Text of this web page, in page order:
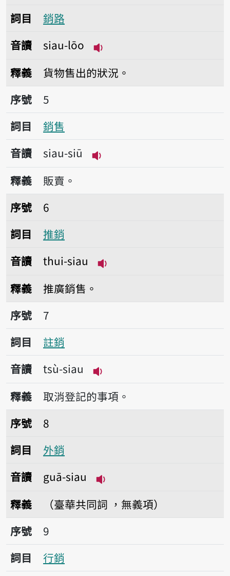
詞目
銷路
音讀
siau-lōo
釋義
貨物售出的狀況。
序號5銷售
序號
5
詞目
銷售
音讀
siau-siū
播放音讀siau-siū
釋義
販賣。
序號6推銷
序號
6
詞目
推銷
音讀
thui-siau
釋義
推廣銷售。
序號7註銷
序號
7
詞目
註銷
音讀
tsù-siau
播放音讀tsù-siau
釋義
取消登記的事項。
序號8外銷
序號
8
詞目
外銷
音讀
guā-siau
釋義
（臺華共同詞 ，無義項）
序號9行銷
序號
9
詞目
行銷